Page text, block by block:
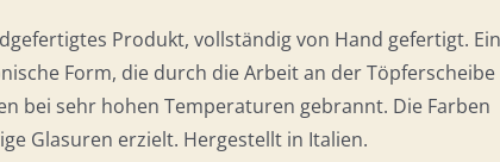
Produkt, vollständig von Hand gefertigt.
Form, die durch die Arbeit an der Töpferscheibe
bei sehr hohen Temperaturen gebrannt. Die Farben
Glasuren erzielt. Hergestellt in Italien.